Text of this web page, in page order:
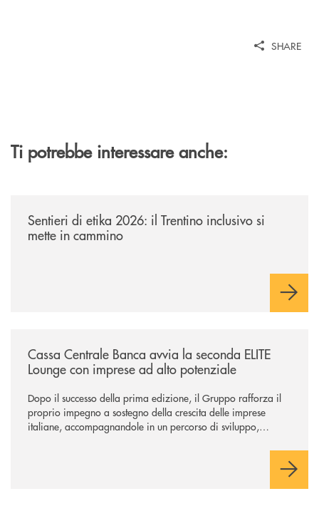
SHARE
Ti potrebbe interessare anche:
Sentieri di etika 2026: il Trentino inclusivo si
mette in cammino
Cassa Centrale Banca avvia la seconda ELITE
Lounge con imprese ad alto potenziale
Dopo il successo della prima edizione, il Gruppo rafforza il
proprio impegno a sostegno della crescita delle imprese
italiane, accompagnandole in un percorso di sviluppo,